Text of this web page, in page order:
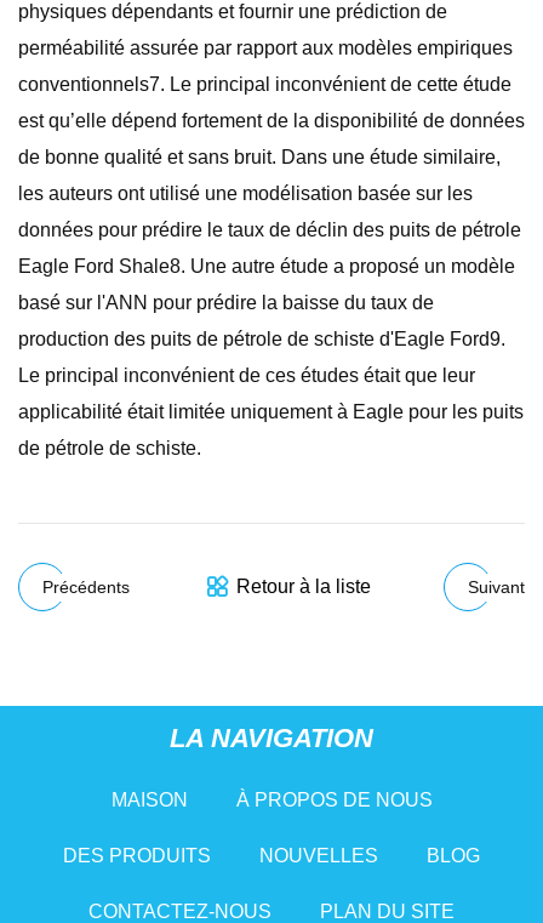
physiques dépendants et fournir une prédiction de
perméabilité assurée par rapport aux modèles empiriques
conventionnels7. Le principal inconvénient de cette étude
est qu’elle dépend fortement de la disponibilité de données
de bonne qualité et sans bruit. Dans une étude similaire,
les auteurs ont utilisé une modélisation basée sur les
données pour prédire le taux de déclin des puits de pétrole
Eagle Ford Shale8. Une autre étude a proposé un modèle
basé sur l'ANN pour prédire la baisse du taux de
production des puits de pétrole de schiste d'Eagle Ford9.
Le principal inconvénient de ces études était que leur
applicabilité était limitée uniquement à Eagle pour les puits
de pétrole de schiste.
Précédents Retour à la liste Suivant
LA NAVIGATION
MAISON À PROPOS DE NOUS
DES PRODUITS NOUVELLES BLOG
CONTACTEZ-NOUS PLAN DU SITE